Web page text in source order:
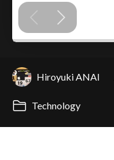
Hiroyuki ANAI
Technology